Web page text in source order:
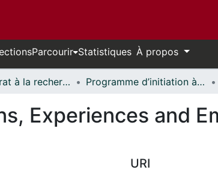
Parcourir Statistiques À propos
Vice-rectorat à la recherche // Office of the V-P, Research Programme d’initiation à la recherche au premier cycle (PIRPC) // Undergraduate Research Opportunity Program (UROP)
Experiences and
URI